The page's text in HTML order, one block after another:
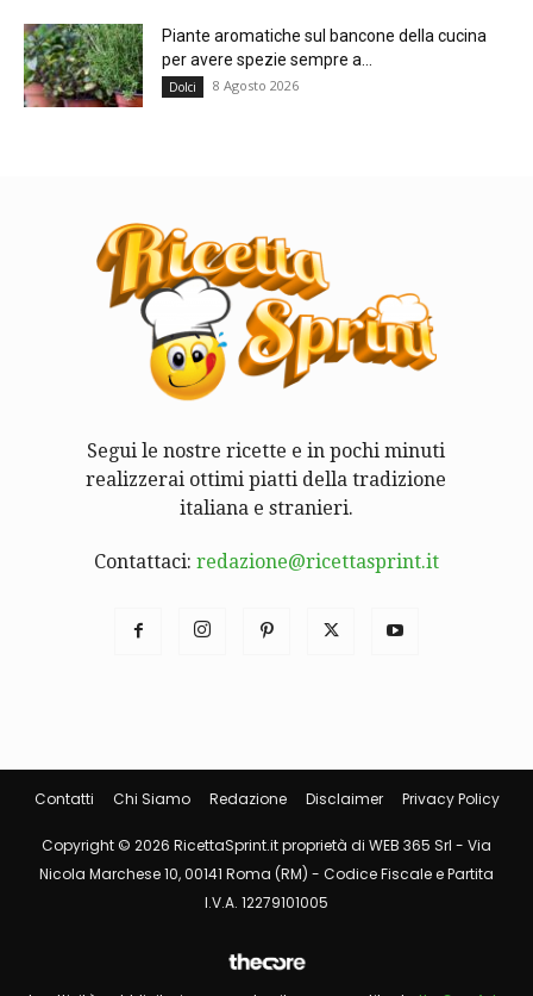
Piante aromatiche sul bancone della cucina
per avere spezie sempre a...
Dolci 8 Agosto 2026
Segui le nostre ricette e in pochi minuti
realizzerai ottimi piatti della tradizione
italiana e stranieri.
Contattaci: redazione@ricettasprint.it
Contatti Chi Siamo Redazione Disclaimer Privacy Policy
Copyright © 2026 RicettaSprint.it proprietà di WEB 365 Srl - Via
Nicola Marchese 10, 00141 Roma (RM) - Codice Fiscale e Partita
I.V.A. 12279101005